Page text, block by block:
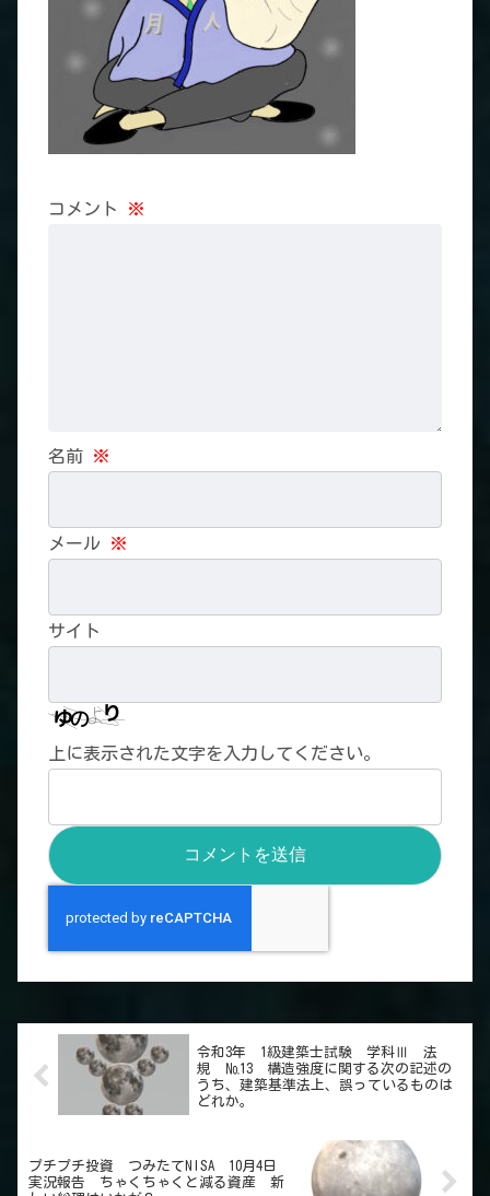
コメント ※
名前 ※
メール ※
サイト
上に表示された文字を入力してください。
令和3年 1級建築士試験 学科Ⅲ 法
規 №13 構造強度に関する次の記述の
うち、建築基準法上、誤っているものは
どれか。
プチプチ投資 つみたてNISA 10月4日
実況報告 ちゃくちゃくと減る資産 新